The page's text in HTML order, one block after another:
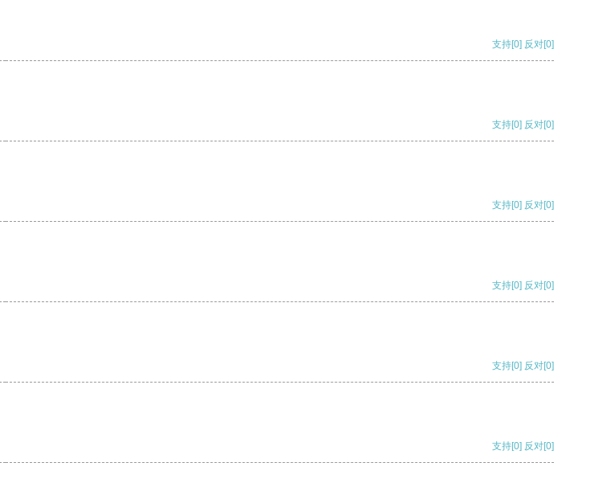
支持[0] 反对[0]
支持[0] 反对[0]
支持[0] 反对[0]
支持[0] 反对[0]
支持[0] 反对[0]
支持[0] 反对[0]